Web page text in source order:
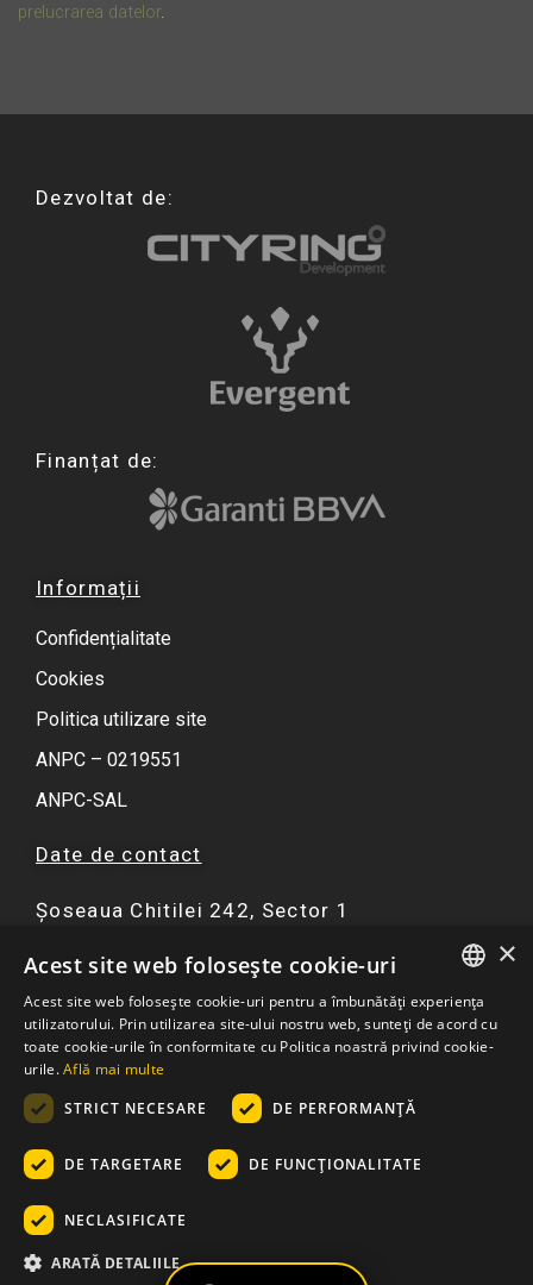
prelucrarea datelor.
Dezvoltat de:
Finanțat de:
Informații
Confidențialitate
Cookies
Politica utilizare site
ANPC – 0219551
ANPC-SAL
Date de contact
Șoseaua Chitilei 242, Sector 1
F
a
c
e
b
o
k
I
n
s
t
a
g
a
Y
o
u
t
b
W
h
a
t
a
p
☏ 0751 299 402
contact@atriaresort.ro
Rezidential Bucuresti
ROMANIAN
ENGLISH
×
Acest site web folosește cookie-uri
Acest site web folosește cookie-uri pentru a îmbunătăți experiența
utilizatorului. Prin utilizarea site-ului nostru web, sunteți de acord cu
toate cookie-urile în conformitate cu Politica noastră privind cookie-
urile.Află mai multe
STRICT NECESARE
DE PERFORMANȚĂ
DE TARGETARE DE FUNCŢIONALITATE
NECLASIFICATE
ARATĂ DETALIILE